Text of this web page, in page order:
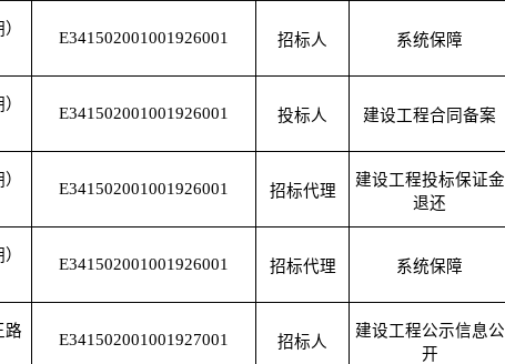
E341502001001926001 招标人 系统保障
E341502001001926001 投标人 建设工程合同备案
E341502001001926001 招标代理
建设工程投标保证金
退还
E341502001001926001 招标代理 系统保障
路
E341502001001927001 招标人
建设工程公示信息公
开